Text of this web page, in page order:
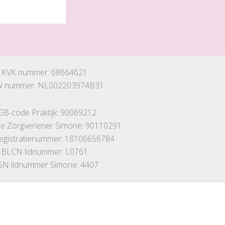
KVK nummer: 68664621
nummer: NL002203974B31
code Praktijk: 90069212
Zorgverlener Simone: 90110291
18106656784
BLCN lidnummer: L0761
lidnummer Simone: 4407